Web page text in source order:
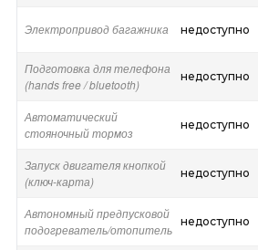
Электропривод багажника недоступно
Подготовка для телефона
(hands free / bluetooth)
недоступно
Автоматический
стояночный тормоз
недоступно
Запуск двигателя кнопкой
(ключ-карта)
недоступно
Автономный предпусковой
подогреватель/отопитель
недоступно